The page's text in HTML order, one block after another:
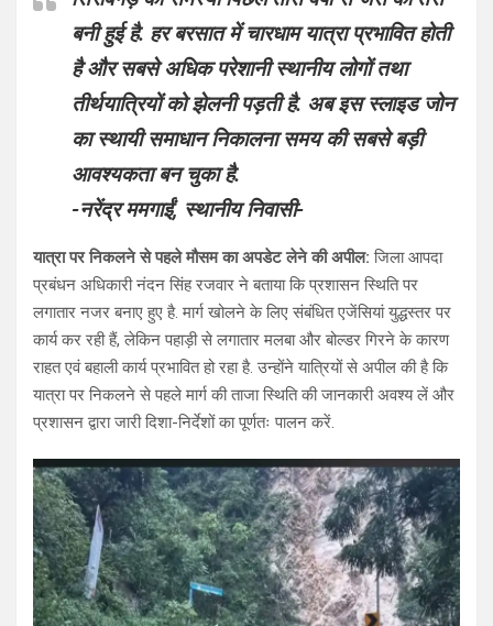
बनी हुई है. हर बरसात में चारधाम यात्रा प्रभावित होती
है और सबसे अधिक परेशानी स्थानीय लोगों तथा
तीर्थयात्रियों को झेलनी पड़ती है. अब इस स्लाइड जोन
का स्थायी समाधान निकालना समय की सबसे बड़ी
आवश्यकता बन चुका है.
-नरेंद्र ममगाईं, स्थानीय निवासी-
यात्रा पर निकलने से पहले मौसम का अपडेट लेने की अपील: जिला आपदा
प्रबंधन अधिकारी नंदन सिंह रजवार ने बताया कि प्रशासन स्थिति पर
लगातार नजर बनाए हुए है. मार्ग खोलने के लिए संबंधित एजेंसियां युद्धस्तर पर
कार्य कर रही हैं, लेकिन पहाड़ी से लगातार मलबा और बोल्डर गिरने के कारण
राहत एवं बहाली कार्य प्रभावित हो रहा है. उन्होंने यात्रियों से अपील की है कि
यात्रा पर निकलने से पहले मार्ग की ताजा स्थिति की जानकारी अवश्य लें और
प्रशासन द्वारा जारी दिशा-निर्देशों का पूर्णतः पालन करें.